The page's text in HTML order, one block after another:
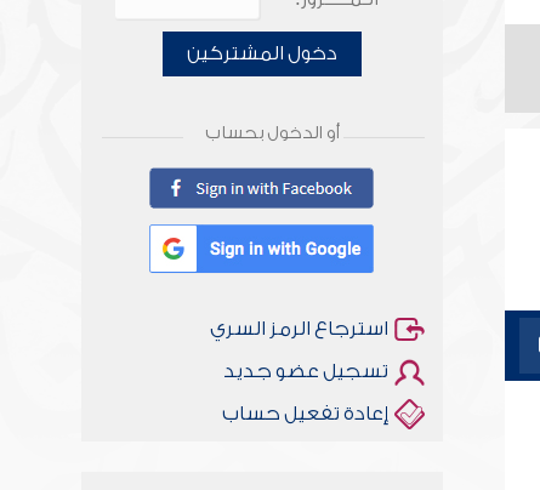
دخول المشتركين
أو الدخول بحساب
استرجاع الرمز السري
تسجيل عضو جديد
إعادة تفعيل حساب